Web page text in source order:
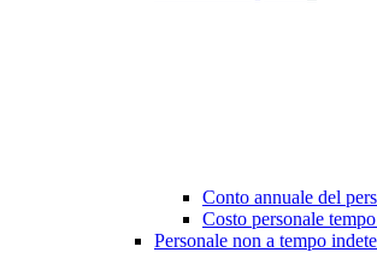
Conto annuale del
Costo personale
Personale non a tempo